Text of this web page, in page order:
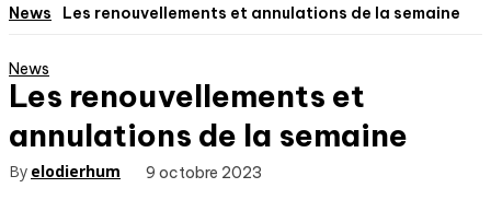
News Les renouvellements et annulations de la semaine
News
Les renouvellements et
annulations de la semaine
By elodierhum 9 octobre 2023